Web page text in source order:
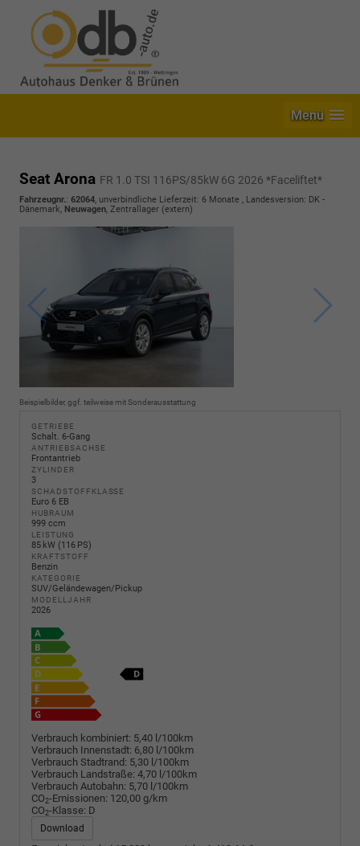
Menü
Seat Arona FR 1.0 TSI 116PS/85kW 6G 2026 *Faceliftet*
Fahrzeugnr.: 62064, unverbindliche Lieferzeit: 6 Monate , Landesversion: DK -
Dänemark, Neuwagen, Zentrallager (extern)
Beispielbilder, ggf. teilweise mit Sonderausstattung
GETRIEBE
Schalt. 6-Gang
ANTRIEBSACHSE
Frontantrieb
ZYLINDER
3
SCHADSTOFFKLASSE
Euro 6 EB
HUBRAUM
999 ccm
LEISTUNG
85 kW (116 PS)
KRAFTSTOFF
Benzin
KATEGORIE
SUV/Geländewagen/Pickup
MODELLJAHR
2026
Verbrauch kombiniert: 5,40 l/100km
Verbrauch Innenstadt: 6,80 l/100km
Verbrauch Stadtrand: 5,30 l/100km
Verbrauch Landstraße: 4,70 l/100km
Verbrauch Autobahn: 5,70 l/100km
CO2-Emissionen: 120,00 g/km
CO2-Klasse: D
Download